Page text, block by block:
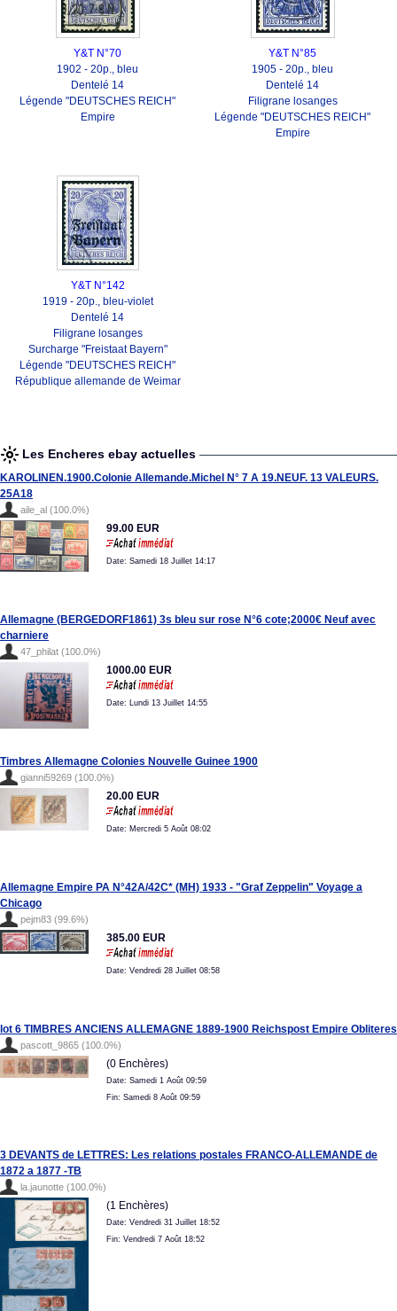
Y&T N°70
1902 - 20p., bleu
Dentelé 14
Légende "DEUTSCHES REICH"
Empire
Y&T N°85
1905 - 20p., bleu
Dentelé 14
Filigrane losanges
Légende "DEUTSCHES REICH"
Empire
Y&T N°142
1919 - 20p., bleu-violet
Dentelé 14
Filigrane losanges
Surcharge "Freistaat Bayern"
Légende "DEUTSCHES REICH"
République allemande de Weimar
Les Encheres ebay actuelles
KAROLINEN.1900.Colonie Allemande.Michel N° 7 A 19.NEUF. 13 VALEURS.
25A18
aile_al (100.0%)
99.00 EUR
Date: Samedi 18 Juillet 14:17
Allemagne (BERGEDORF1861) 3s bleu sur rose N°6 cote;2000€ Neuf avec
charniere
47_philat (100.0%)
1000.00 EUR
Date: Lundi 13 Juillet 14:55
Timbres Allemagne Colonies Nouvelle Guinee 1900
gianni59269 (100.0%)
20.00 EUR
Date: Mercredi 5 Août 08:02
Allemagne Empire PA N°42A/42C* (MH) 1933 - "Graf Zeppelin" Voyage a
Chicago
pejm83 (99.6%)
385.00 EUR
Date: Vendredi 28 Juillet 08:58
lot 6 TIMBRES ANCIENS ALLEMAGNE 1889-1900 Reichspost Empire Obliteres
pascott_9865 (100.0%)
(0 Enchères)
Date: Samedi 1 Août 09:59
Fin: Samedi 8 Août 09:59
3 DEVANTS de LETTRES: Les relations postales FRANCO-ALLEMANDE de
1872 a 1877 -TB
la.jaunotte (100.0%)
(1 Enchères)
Date: Vendredi 31 Juillet 18:52
Fin: Vendredi 7 Août 18:52